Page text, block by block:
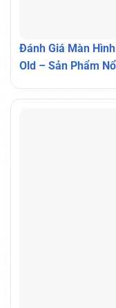
Đánh Giá Màn
Old – Sản Phẩm